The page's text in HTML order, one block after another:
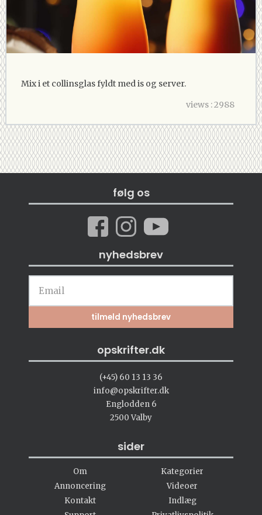
Mix i et collinsglas fyldt med is og server.
views : 2988
følg os
nyhedsbrev
opskrifter.dk
(+45) 60 13 13 36
info@opskrifter.dk
Englodden 6
2500 Valby
sider
Om
Annoncering
Kontakt
Kategorier
Videoer
Indlæg